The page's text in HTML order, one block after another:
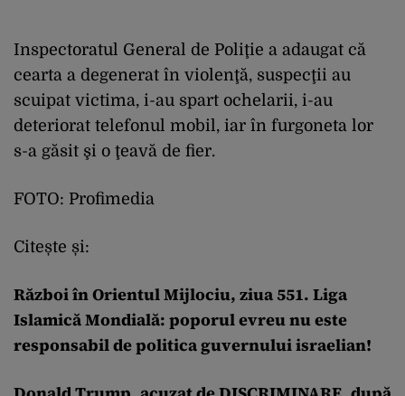
Inspectoratul General de Poliţie a adaugat că
cearta a degenerat în violenţă, suspecţii au
scuipat victima, i-au spart ochelarii, i-au
deteriorat telefonul mobil, iar în furgoneta lor
s-a găsit şi o ţeavă de fier.
FOTO: Profimedia
Citește și:
Război în Orientul Mijlociu, ziua 551. Liga
Islamică Mondială: poporul evreu nu este
responsabil de politica guvernului israelian!